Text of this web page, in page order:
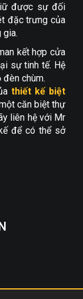
được sự đối
đặc trưng của
gia.
kết hợp cửa
sự tinh tế. Hệ
chùm.
thiết kế biệt
căn biệt thự
liên hệ với Mr
để có thể sở